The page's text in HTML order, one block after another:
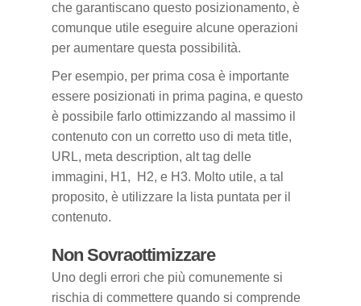
che garantiscano questo posizionamento, è
comunque utile eseguire alcune operazioni
per aumentare questa possibilità.
Per esempio, per prima cosa è importante
essere posizionati in prima pagina, e questo
è possibile farlo ottimizzando al massimo il
contenuto con un corretto uso di meta title,
URL, meta description, alt tag delle
immagini, H1, H2, e H3. Molto utile, a tal
proposito, è utilizzare la lista puntata per il
contenuto.
Non Sovraottimizzare
Uno degli errori che più comunemente si
rischia di commettere quando si comprende